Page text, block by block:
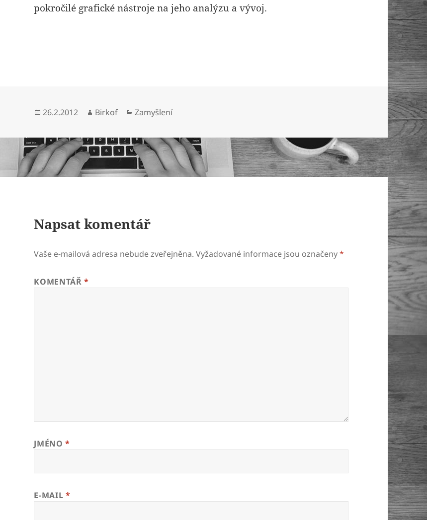
pokročilé grafické nástroje na jeho analýzu a vývoj.
Publikováno:
26.2.2012 Autor:
Birkof Rubriky:
Zamyšlení
Napsat komentář
Vaše e-mailová adresa nebude zveřejněna. Vyžadované informace jsou označeny*
KOMENTÁŘ*
JMÉNO*
E-MAIL *